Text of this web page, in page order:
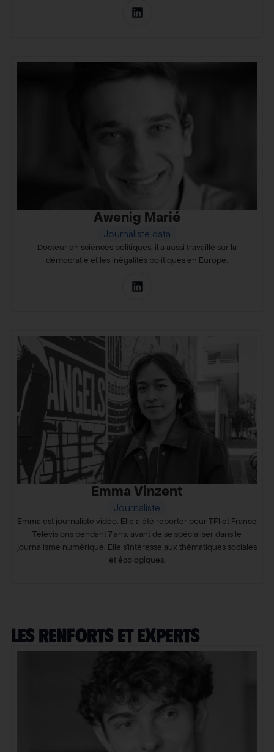
Awenig Marié
Journaliste data
Docteur en sciences politiques, il a aussi travaillé sur la
démocratie et les inégalités politiques en Europe.
Emma Vinzent
Journaliste
Emma est journaliste vidéo. Elle a été reporter pour TF1 et France
Télévisions pendant 7 ans, avant de se spécialiser dans le
journalisme numérique. Elle s’intéresse aux thématiques sociales
et écologiques.
les renforts et experts